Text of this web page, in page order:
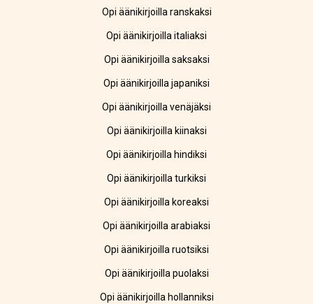
Opi äänikirjoilla ranskaksi
Opi äänikirjoilla italiaksi
Opi äänikirjoilla saksaksi
Opi äänikirjoilla japaniksi
Opi äänikirjoilla venäjäksi
Opi äänikirjoilla kiinaksi
Opi äänikirjoilla hindiksi
Opi äänikirjoilla turkiksi
Opi äänikirjoilla koreaksi
Opi äänikirjoilla arabiaksi
Opi äänikirjoilla ruotsiksi
Opi äänikirjoilla puolaksi
Opi äänikirjoilla hollanniksi